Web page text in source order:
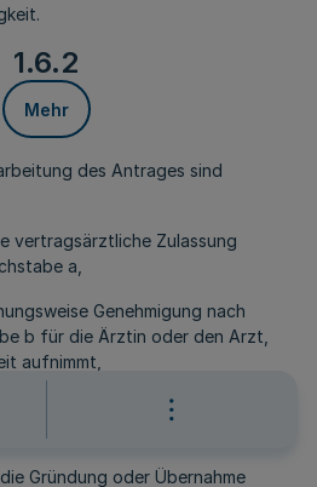
1.6.2
Mehr
des Antrages sind
vertragsärztliche Zulassung
a,
Genehmigung nach
b für die Ärztin oder den Arzt,
aufnimmt,
nach Nummer B.1.3 Buchstabe
Gründung oder Übernahme